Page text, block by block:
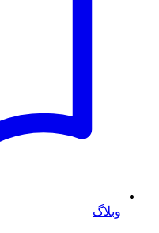
وبلاگ